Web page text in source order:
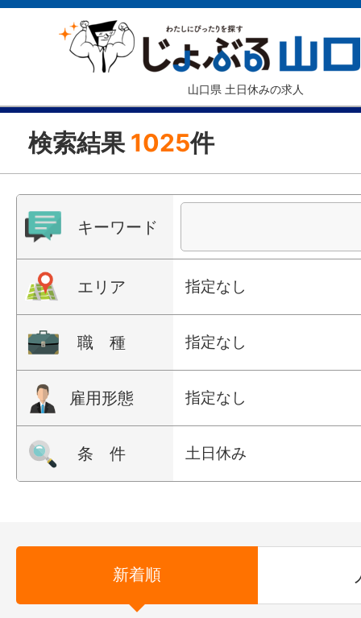
山口県 土日休みの求人
検索結果 1025件
キーワード
エリア 指定なし
職 種 指定なし
雇用形態 指定なし
条 件 土日休み
新着順